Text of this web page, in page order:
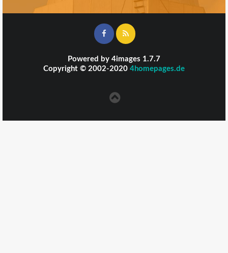
Powered by4images
Copyright © 2002-20204homepages.de